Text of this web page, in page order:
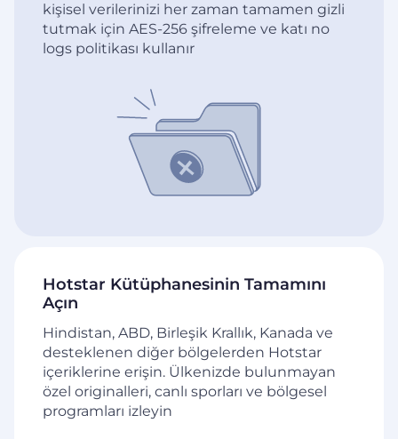
Hotstar Kütüphanesinin Tamamını
Açın
Hindistan, ABD, Birleşik Krallık, Kanada ve
desteklenen diğer bölgelerden Hotstar
içeriklerine erişin. Ülkenizde bulunmayan
özel originalleri, canlı sporları ve bölgesel
programları izleyin
kişisel verilerinizi her zaman tamamen gizli
tutmak için AES-256 şifreleme ve katı no
logs politikası kullanır